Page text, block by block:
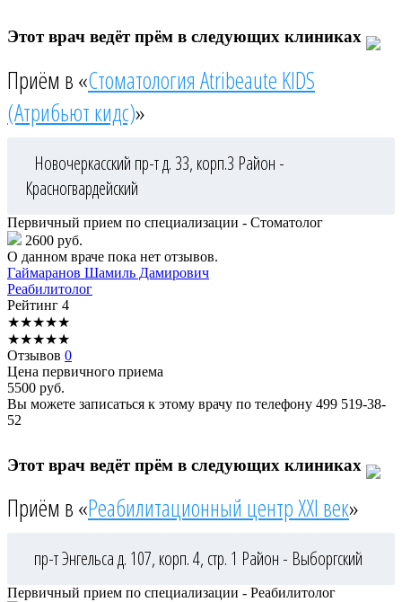
Этот врач ведёт прём в следующих клиниках
Приём в «Стоматология Atribeaute KIDS
(Атрибьют кидс)»
Новочеркасский пр-т д. 33, корп.3 Район -
Красногвардейский
Первичный прием по специализации - Стоматолог
2600 руб.
О данном враче пока нет отзывов.
Гаймаранов Шамиль Дамирович
Реабилитолог
Рейтинг 4
★★★★★
★★★★★
Отзывов 0
Цена первичного приема
5500 руб.
Вы можете записаться к этому врачу по телефону 499 519-38-
52
Этот врач ведёт прём в следующих клиниках
Приём в «Реабилитационный центр XXI век»
пр-т Энгельса д. 107, корп. 4, стр. 1 Район - Выборгский
Первичный прием по специализации - Реабилитолог